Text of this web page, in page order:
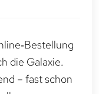
die Galaxie.
– fast schon